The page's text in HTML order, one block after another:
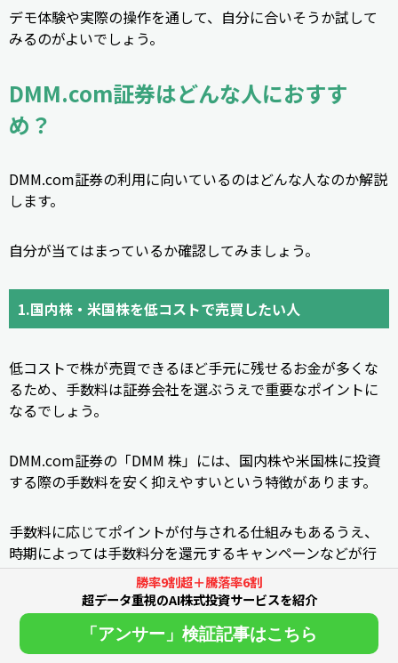
デモ体験や実際の操作を通して、自分に合いそうか試して
みるのがよいでしょう。
DMM.com証券はどんな人におすす
め？
DMM.com証券の利用に向いているのはどんな人なのか解説
します。
自分が当てはまっているか確認してみましょう。
1.国内株・米国株を低コストで売買したい人
低コストで株が売買できるほど手元に残せるお金が多くな
るため、手数料は証券会社を選ぶうえで重要なポイントに
なるでしょう。
DMM.com証券の「DMM 株」には、国内株や米国株に投資
する際の手数料を安く抑えやすいという特徴があります。
手数料に応じてポイントが付与される仕組みもあるうえ、
時期によっては手数料分を還元するキャンペーンなどが行
われていることもあります。
お得に取引できるネット証券を探している人にとっては、
有力な選択肢となるでしょう。
勝率9割超＋騰落率6割
超データ重視のAI株式投資サービスを紹介
「アンサー」検証記事はこちら